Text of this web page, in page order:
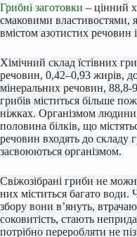
Грибні заготовки – цінний
смаковими властивостями,
вмістом азотистих речовин
Хімічний склад їстівних
речовин, 0,42–0,93 жирів,
мінеральних речовин,
грибів міститься більше
ніжках. Організмом
половина білків, що
речовин входять до складу
засвоюються організмом.
Свіжозібрані гриби не
них міститься багато води.
збору вони в’януть,
соковитість, стають
потрібно переробляти не